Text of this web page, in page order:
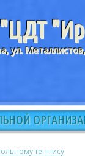
ул.
теннису